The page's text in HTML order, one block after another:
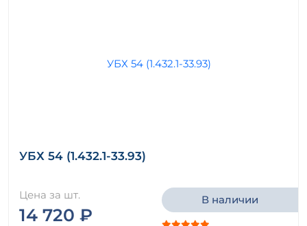
УБХ 54 (1.432.1-33.93)
Цена за шт.
14 720 ₽
В наличии